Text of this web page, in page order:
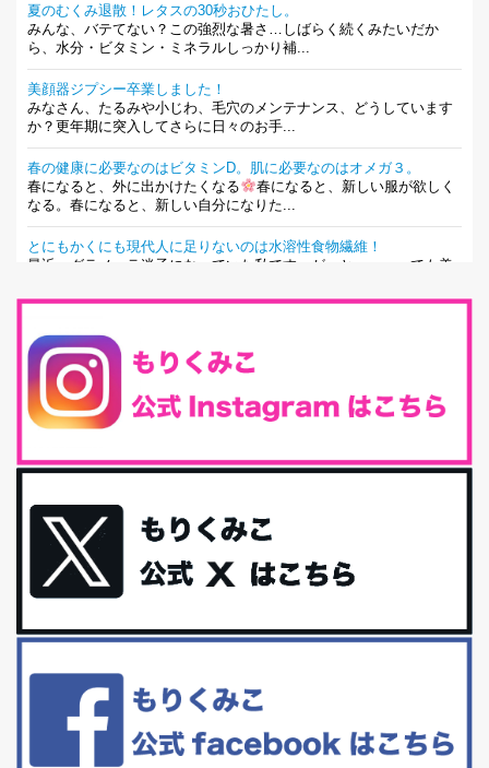
夏のむくみ退散！レタスの30秒おひたし。
みんな、バテてない？この強烈な暑さ…しばらく続くみたいだか
ら、水分・ビタミン・ミネラルしっかり補...
美顔器ジプシー卒業しました！
みなさん、たるみや小じわ、毛穴のメンテナンス、どうしています
か？更年期に突入してさらに日々のお手...
春の健康に必要なのはビタミンD。肌に必要なのはオメガ３。
春になると、外に出かけたくなる
春になると、新しい服が欲しく
なる。春になると、新しい自分になりた...
とにもかくにも現代人に足りないのは水溶性食物繊維！
最近、グラノーラ迷子になっていた私です。が、と〜〜〜っても美
腸内環境を整えることは、健康維持の中でいっちばん大事！だと私
は思っています。 ヒトの免...
iHerb特大セール終了間近！みんな何買う？
最近お風呂上がりの炭酸水をシリカシリカにしているんだけど確か
礼品トップ５を紹介します。今までいろ...
更年期を穏やかに乗りきるために今できる５つのこと。
アラフィフからの体と心の整え方。 私も気づけばアラフィフ、これ
といった更年期症状はまだ...
白髪・美容・免疫力、現代人に足りないのは海藻！
リーブオイルorごま油をたらす。&n...